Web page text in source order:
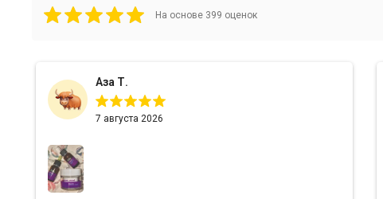
На основе 399 оценок
Аза Т.
7 августа 2026